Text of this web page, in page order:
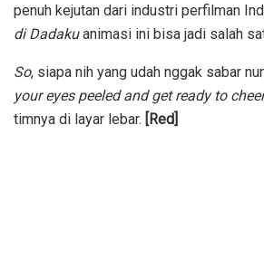
penuh kejutan dari industri perfilman
di Dadakuanimasi ini bisa jadi salah
So, siapa nih yang udah nggak sabar
your eyes peeled and get ready to
timnya di layar lebar. [Red]